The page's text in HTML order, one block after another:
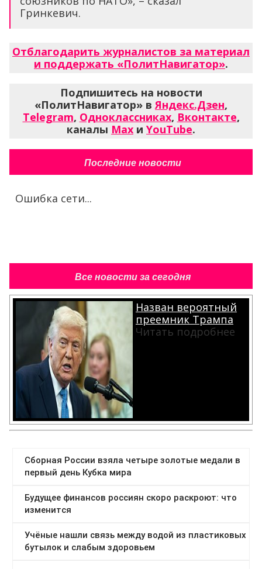
Гринкевич.
Отблагодарить журналистов за материал
и поддержать «ПолитНавигатор».
Подпишитесь на новости
«ПолитНавигатор» вЯндекс.Дзен,
Telegram, Одноклассниках, Вконтакте,
каналы Max и YouTube.
Последние новости
Ошибка сети...
Все новости за сегодня
Назван вероятный
преемник Трампа
Читать подробнее